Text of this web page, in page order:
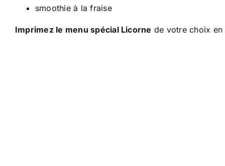
smoothie à la fraise
Imprimez le menu spécial Licorne de votre choix en